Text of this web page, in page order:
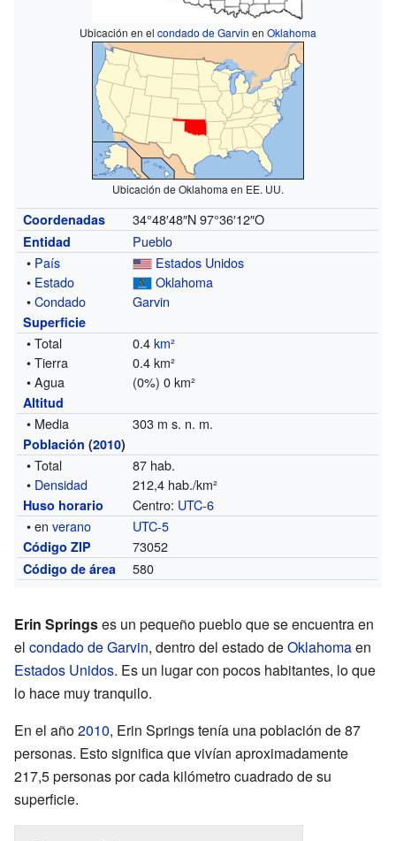
Ubicación en el condado de Garvin en Oklahoma
Ubicación de Oklahoma en EE. UU.
Coordenadas 34°48′48″N 97°36′12″O
Entidad
Pueblo
• País
Estados Unidos
• Estado
Oklahoma
•Condado Garvin
Superficie
• Total 0.4km²
• Tierra
0.4 km²
• Agua
(0%) 0 km²
Altitud
• Media 303 m s. n. m.
Población (2010)
• Total
87 hab.
• Densidad 212,4 hab./km²
Huso horario Centro: UTC-6
• enverano UTC-5
Código ZIP 73052
Código de área 580
Erin Springses un pequeño pueblo que se encuentra en
el condado de Garvin, dentro del estado deOklahomaen
Estados Unidos. Es un lugar con pocos habitantes, lo que
lo hace muy tranquilo.
En el año2010, Erin Springs tenía una población de 87
personas. Esto significa que vivían aproximadamente
217,5 personas por cada kilómetro cuadrado de su
superficie.